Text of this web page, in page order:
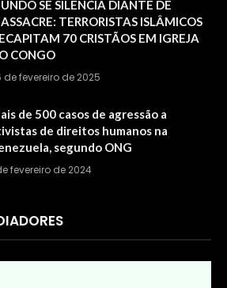
SE SILENCIA DIANTE DE
TERRORISTAS ISLÂMICOS
70 CRISTÃOS EM IGREJA
CONGO
de fevereiro de 2025
de 500 casos de agressão a
de direitos humanos na
segundo ONG
fevereiro de 2024